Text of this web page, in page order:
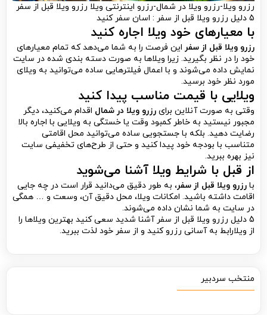
رزرو ویلا-رزرو ویلا در شمال-رزرو اینترنتی ویلا رزرو ویلا قبل از سفر
5 دلیل رزرو ویلا قبل از سفر : اسان سفر کنید
با معیارهای خود ویلا اجاره کنید
رزرو ویلا قبل از سفر این فرصت را به شما می‌دهد که تمام معیارهای
خود را در نظر بگیرید. زیرا ویلاها به صورت دسته بندی شده در سایت
نمایش داده می‌شوند و با اعمال فیلترهایی ساده می‌توانید به ویلای
مورد نظر خود برسید.
ویلایی با قیمت مناسب پیدا کنید
وقتی به صورت آنلاین برای رزرو ویلا در شمال اقدام می‌کنید، دیگر
مجبور نیستید به خاطر کمبود وقت یا خستگی به ویلایی با اجاره بالا
رضایت دهید. بلکه با جستجویی ساده می‌توانید محل اقامتی
متناسب با بودجه خود پیدا کنید و حتی از طرح‌های تخفیفی سایت
نیز بهره ببرید.
از قبل با شرایط ویلا آشنا می‌شوید
با رزرو ویلا قبل از سفر، به طور دقیق می‌دانید قرار است در چه جایی
اقامت داشته باشید. امکانات ویلا، محل دقیق آن، وسعت و … همگی
در سایت به شما نشان داده می‌شوند.
5 دلیل رزرو ویلا قبل از سفر آشنا شدید سعی کنید بهترین ویلاها را
از ویلارابط به آسانی رزرو کنید و از سفر خود لذت ببرید.
منتخب سردبیر